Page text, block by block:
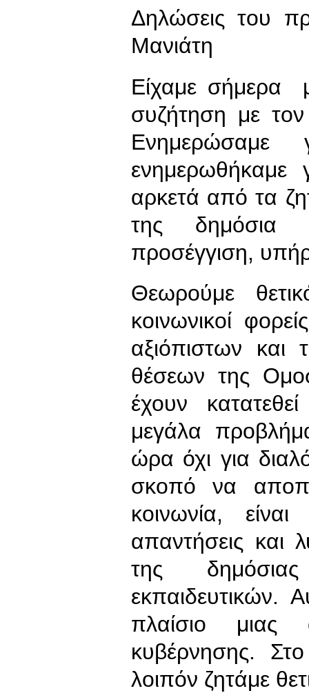
Δηλώσεις του
Μανιάτη
Είχαμε σήμερα
συζήτηση με
ενημερωθήκαμε
αρκετά από τα
της δημόσια
προσέγγιση,
Θεωρούμε
κοινωνικοί
αξιόπιστων και
θέσεων της
έχουν
μεγάλα
ώρα όχι για
σκοπό να
κοινωνία,
απαντήσεις και
της
εκπαιδευτικών.
πλαίσιο μιας
κυβέρνησης.
λοιπόν ζητάμε